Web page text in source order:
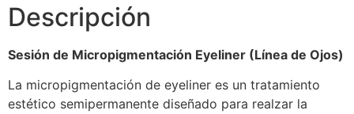
Descripción
Sesión de Micropigmentación Eyeliner (Línea de Ojos)
La micropigmentación de eyeliner es un tratamiento
estético semipermanente diseñado para realzar la